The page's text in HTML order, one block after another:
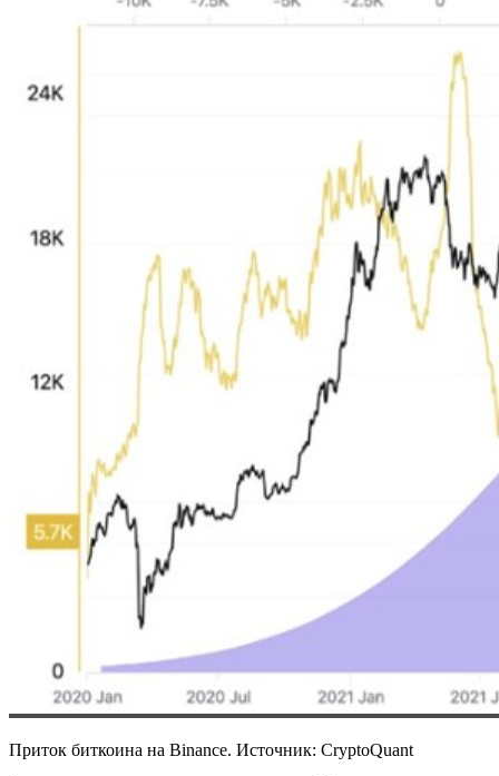
Приток биткоина на Binance. Источник: CryptoQuant